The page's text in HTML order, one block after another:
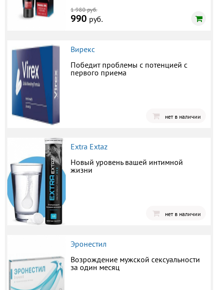
1 980 руб.
990 руб.
Вирекс
Победит проблемы с потенцией с
первого приема
нет в наличии
Extra Extaz
Новый уровень вашей интимной
жизни
нет в наличии
Эронестил
Возрождение мужской сексуальности
за один месяц